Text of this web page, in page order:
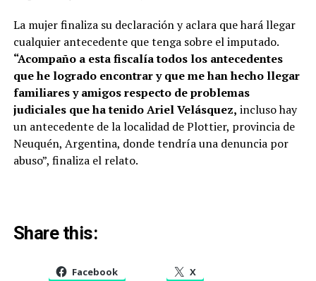
La mujer finaliza su declaración y aclara que hará llegar
cualquier antecedente que tenga sobre el imputado.
“Acompaño a esta fiscalía todos los antecedentes
que he logrado encontrar y que me han hecho llegar
familiares y amigos respecto de problemas
judiciales que ha tenido Ariel Velásquez, incluso hay
un antecedente de la localidad de Plottier, provincia de
Neuquén, Argentina, donde tendría una denuncia por
abuso”, finaliza el relato.
Share this:
Facebook X